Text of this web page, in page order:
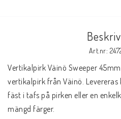
Art.nr:
Vertikalpirk Väinö Sweeper
vertikalpirk från Väinö.
fäst i tafs på pirken eller en
mängd färger.